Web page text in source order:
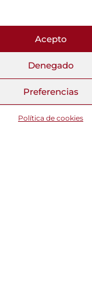
Acepto
Denegado
Preferencias
Política de cookies
Fotos del Blog
aWordPress |